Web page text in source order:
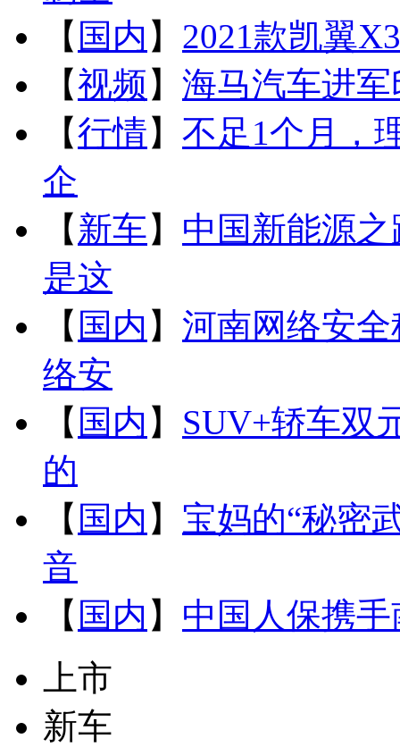
【 国内 】 2021款凯翼
【视频 】 海马汽车进
【行情】 不足1个月，
企
【 新车】 中国新能源
是这
【 国内 】 河南网络安
络安
【 国内 】 SUV+轿车双
的
【 国内 】 宝妈的“秘密
音
【 国内 】 中国人保携
上市
新车